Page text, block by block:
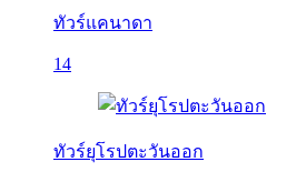
ทัวร์แคนาดา
14
ทัวร์ยุโรปตะวันออก